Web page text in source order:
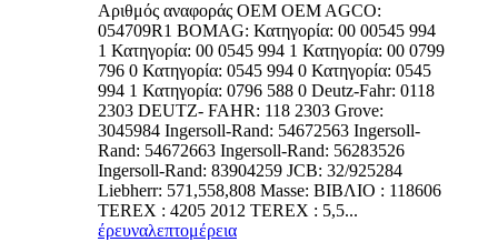
Αριθμός αναφοράς OEM OEM AGCO:
054709R1 BOMAG: Κατηγορία: 00 00545 994
1 Κατηγορία: 00 0545 994 1 Κατηγορία: 00 0799
796 0 Κατηγορία: 0545 994 0 Κατηγορία: 0545
994 1 Κατηγορία: 0796 588 0 Deutz-Fahr: 0118
2303 DEUTZ- FAHR: 118 2303 Grove:
3045984 Ingersoll-Rand: 54672563 Ingersoll-
Rand: 54672663 Ingersoll-Rand: 56283526
Ingersoll-Rand: 83904259 JCB: 32/925284
Liebherr: 571,558,808 Masse: ΒΙΒΛΙΟ : 118606
TEREX : 4205 2012 TEREX : 5,5...
έρευναλεπτομέρεια